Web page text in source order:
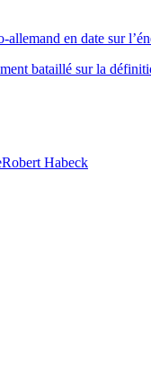
en date sur
bataillé sur la
Robert Habeck